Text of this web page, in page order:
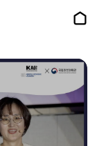
임스웹으